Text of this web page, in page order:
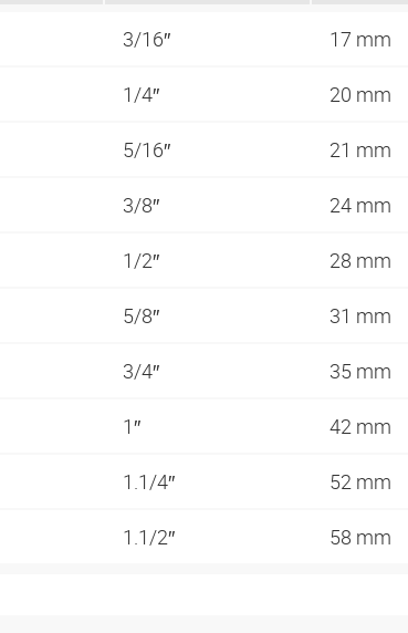
3/16″ 17 mm
1/4″ 20 mm
5/16″ 21 mm
3/8″ 24 mm
1/2″ 28 mm
5/8″ 31 mm
3/4″ 35 mm
1″ 42 mm
1.1/4″ 52 mm
1.1/2″ 58 mm